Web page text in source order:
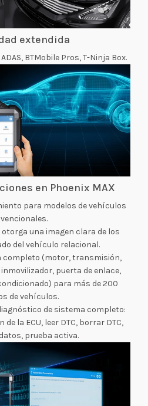
extendida
BTMobile Pros, T-Ninja Box.
en Phoenix MAX
para modelos de vehículos
una imagen clara de los
del vehículo relacional.
completo (motor, transmisión,
inmovilizador, puerta de enlace,
para más de 200
de vehículos.
de sistema completo:
la ECU, leer DTC, borrar DTC,
prueba activa.